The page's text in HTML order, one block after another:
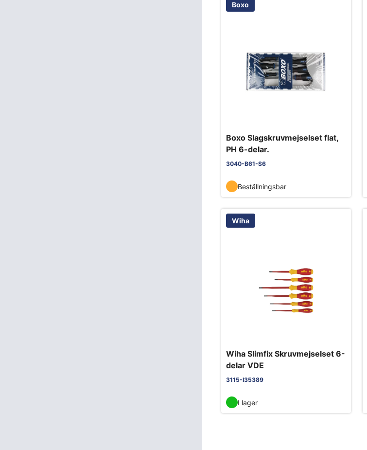
Boxo
Boxo Slagskruvmejselset flat,
PH 6-delar.
3040-B61-S6
Beställningsbar
Wiha
Wiha Slimfix Skruvmejselset 6-
delar VDE
3115-I35389
I lager